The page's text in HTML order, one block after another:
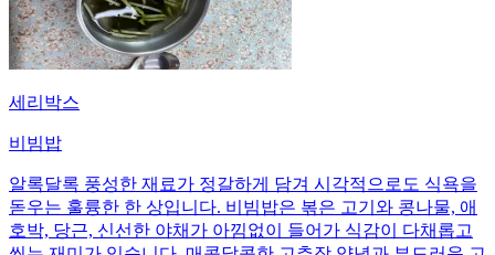
세리박스
비빔밥
알록달록 풍성한 재료가 정갈하게 담겨 시각적으로도 식욕을
돋우는 훌륭한 한 상입니다. 비빔밥은 볶은 고기와 콩나물, 애
호박, 당근, 신선한 야채가 아낌없이 들어가 식감이 다채롭고